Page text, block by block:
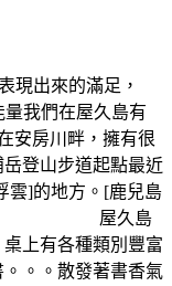
表現出來的滿足，
們在屋久島有
安房川畔，擁有很
登山步道起點最近
雲]的地方。[鹿兒島
屋久島
上有各種類別豐富
。。散發著書香氣